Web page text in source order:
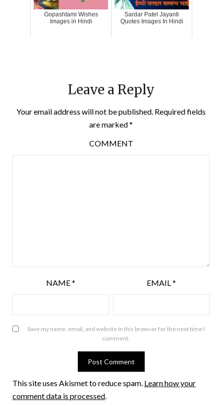
Gopashtami Wishes
Images in Hindi
Sardar Patel Jayanti
Quotes Images In Hindi
Leave a Reply
Your email address will not be published. Required fields
are marked*
COMMENT
NAME* EMAIL*
Save my name, email, and website in this browser for the next time I
comment.
This site uses Akismet to reduce spam. Learn how your
comment data is processed.